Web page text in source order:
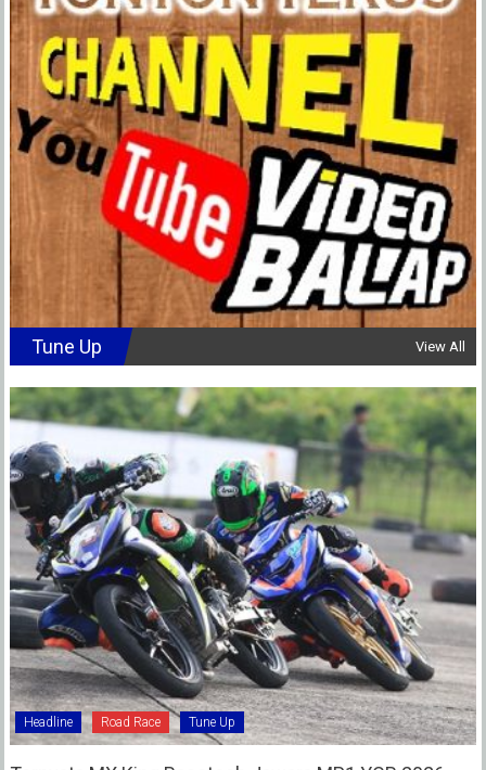
Tune Up View All
Headline Road Race Tune Up